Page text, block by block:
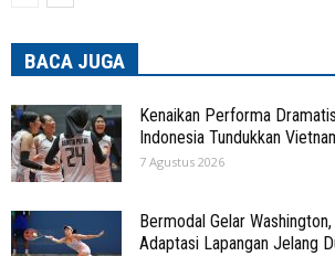
BACA JUGA
Kenaikan Performa
Indonesia Tundukkan
7 Agustus 2026
Bermodal Gelar
Adaptasi Lapangan Jelang